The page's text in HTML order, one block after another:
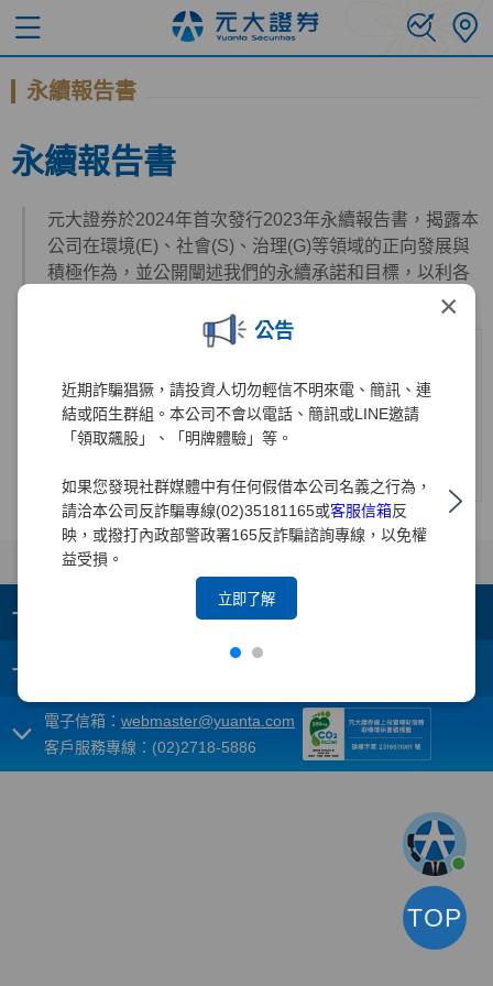
×
公告
近期詐騙猖獗，請投資人切勿輕信不明來電、簡訊、連
結或陌生群組。本公司不會以電話、簡訊或LINE邀請
「領取飆股」、「明牌體驗」等。
如果您發現社群媒體中有任何假借本公司名義之行為，
請洽本公司反詐騙專線(02)35181165或客服信箱反
映，或撥打內政部警政署165反詐騙諮詢專線，以免權
益受損。
立即了解
永續報告書
永續報告書
元大證券於2024年首次發行2023年永續報告書，揭露本
公司在環境(E)、社會(S)、治理(G)等領域的正向發展與
積極作為，並公開闡述我們的永續承諾和目標，以利各
+
+
電子信箱： webmaster@yuanta.com
客戶服務專線：(02)2718-5886
TOP